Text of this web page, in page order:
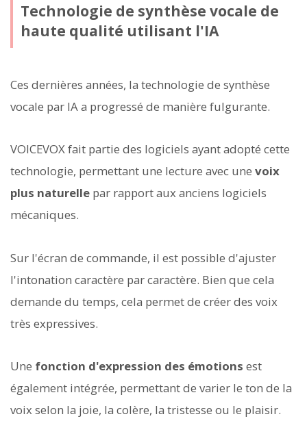
Technologie de synthèse vocale de
haute qualité utilisant l'IA
Ces dernières années, la technologie de synthèse
vocale par IA a progressé de manière fulgurante.
VOICEVOX fait partie des logiciels ayant adopté cette
technologie, permettant une lecture avec une voix
plus naturelle par rapport aux anciens logiciels
mécaniques.
Sur l'écran de commande, il est possible d'ajuster
l'intonation caractère par caractère. Bien que cela
demande du temps, cela permet de créer des voix
très expressives.
Une fonction d'expression des émotions est
également intégrée, permettant de varier le ton de la
voix selon la joie, la colère, la tristesse ou le plaisir.